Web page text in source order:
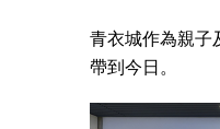
青衣城作為親子
帶到今日。